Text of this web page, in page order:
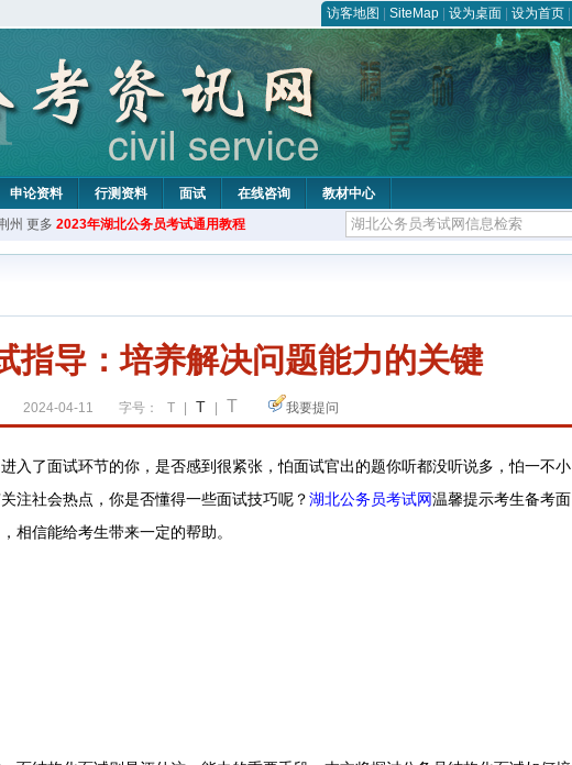
访客地图 SiteMap 设为桌面 设为首页
申论资料 行测资料 面试 在线咨询
教材中心
州 更多 2023年湖北公务员考试通用教程
指导：培养解决问题能力的关键
2024-04-11 字号： T T T 我要提问
进入了面试环节的你，是否感到很紧张，怕面试官出的题你听都没听说多，怕一不小
注社会热点，你是否懂得一些面试技巧呢？ 湖北公务员考试网 温馨提示考生备考面
相信能给考生带来一定的帮助。